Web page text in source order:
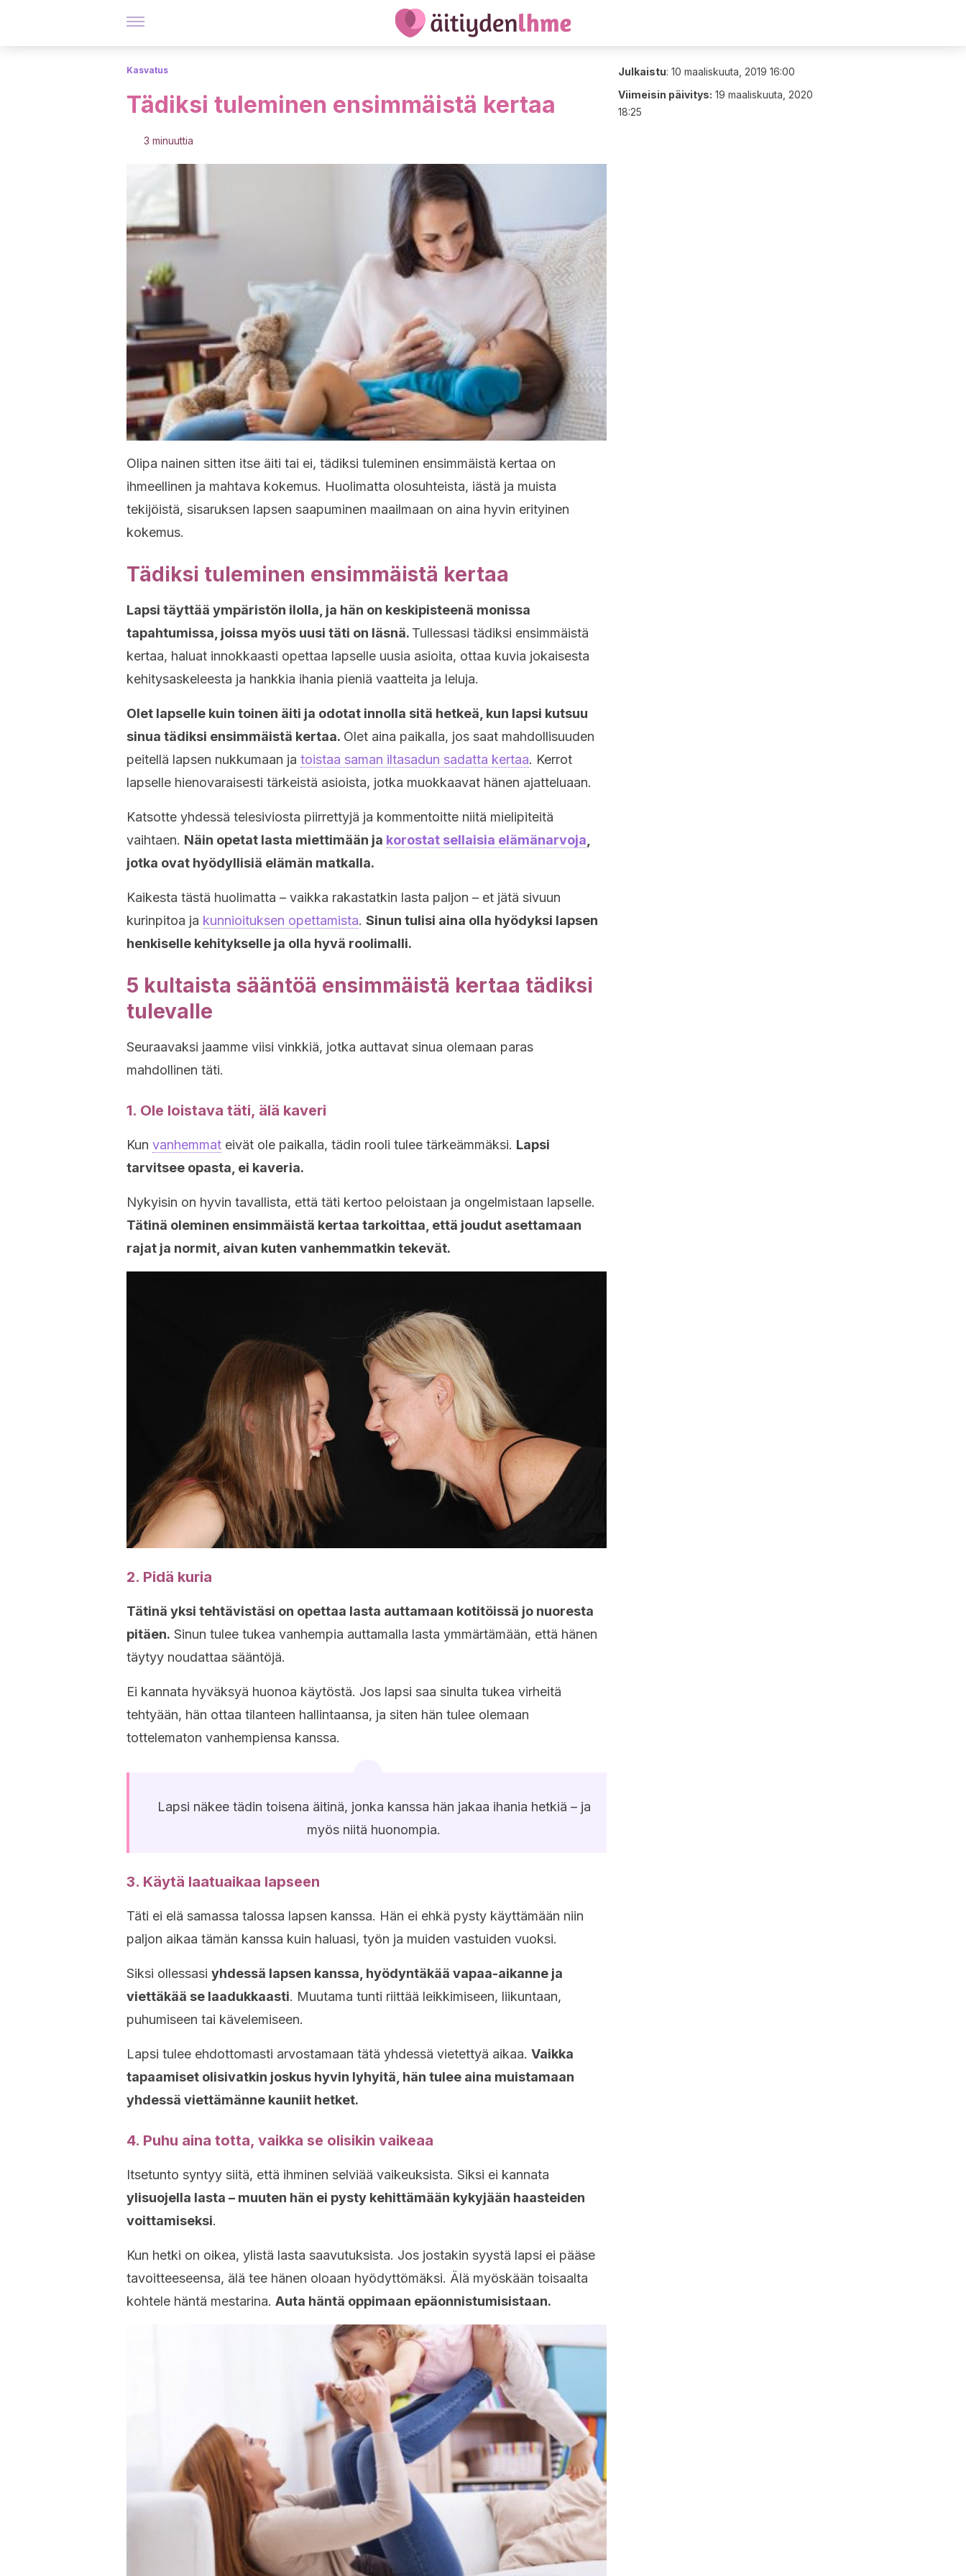
Kasvatus
Tädiksi tuleminen ensimmäistä kertaa
3 minuuttia
Olipa nainen sitten itse äiti tai ei, tädiksi tuleminen ensimmäistä kertaa on
ihmeellinen ja mahtava kokemus. Huolimatta olosuhteista, iästä ja muista
tekijöistä, sisaruksen lapsen saapuminen maailmaan on aina hyvin erityinen
kokemus.
Tädiksi tuleminen ensimmäistä kertaa
Lapsi täyttää ympäristön ilolla, ja hän on keskipisteenä monissa
tapahtumissa, joissa myös uusi täti on läsnä. Tullessasi tädiksi ensimmäistä
kertaa, haluat innokkaasti opettaa lapselle uusia asioita, ottaa kuvia jokaisesta
kehitysaskeleesta ja hankkia ihania pieniä vaatteita ja leluja.
Olet lapselle kuin toinen äiti ja odotat innolla sitä hetkeä, kun lapsi kutsuu
sinua tädiksi ensimmäistä kertaa. Olet aina paikalla, jos saat mahdollisuuden
peitellä lapsen nukkumaan ja toistaa saman iltasadun sadatta kertaa. Kerrot
lapselle hienovaraisesti tärkeistä asioista, jotka muokkaavat hänen ajatteluaan.
Katsotte yhdessä telesiviosta piirrettyjä ja kommentoitte niitä mielipiteitä
vaihtaen. Näin opetat lasta miettimään ja korostat sellaisia elämänarvoja
jotka ovat hyödyllisiä elämän matkalla.
Kaikesta tästä huolimatta – vaikka rakastatkin lasta paljon – et jätä sivuun
kurinpitoa ja kunnioituksen opettamista. Sinun tulisi aina olla hyödyksi lapsen
henkiselle kehitykselle ja olla hyvä roolimalli.
5 kultaista sääntöä ensimmäistä kertaa tädiksi
tulevalle
Seuraavaksi jaamme viisi vinkkiä, jotka auttavat sinua olemaan paras
mahdollinen täti.
1. Ole loistava täti, älä kaveri
Kun vanhemmat eivät ole paikalla, tädin rooli tulee tärkeämmäksi. Lapsi
tarvitsee opasta, ei kaveria.
Nykyisin on hyvin tavallista, että täti kertoo peloistaan ja ongelmistaan lapselle.
Tätinä oleminen ensimmäistä kertaa tarkoittaa, että joudut asettamaan
rajat ja normit, aivan kuten vanhemmatkin tekevät.
2. Pidä kuria
Tätinä yksi tehtävistäsi on opettaa lasta auttamaan kotitöissä jo nuoresta
pitäen. Sinun tulee tukea vanhempia auttamalla lasta ymmärtämään, että hänen
täytyy noudattaa sääntöjä.
Ei kannata hyväksyä huonoa käytöstä. Jos lapsi saa sinulta tukea virheitä
tehtyään, hän ottaa tilanteen hallintaansa, ja siten hän tulee olemaan
tottelematon vanhempiensa kanssa.
Lapsi näkee tädin toisena äitinä, jonka kanssa hän jakaa ihania hetkiä – ja
myös niitä huonompia.
3. Käytä laatuaikaa lapseen
Täti ei elä samassa talossa lapsen kanssa. Hän ei ehkä pysty käyttämään niin
paljon aikaa tämän kanssa kuin haluasi, työn ja muiden vastuiden vuoksi.
Siksi ollessasi yhdessä lapsen kanssa, hyödyntäkää vapaa-aikanne ja
viettäkää se laadukkaasti. Muutama tunti riittää leikkimiseen, liikuntaan,
puhumiseen tai kävelemiseen.
Lapsi tulee ehdottomasti arvostamaan tätä yhdessä vietettyä aikaa. Vaikka
tapaamiset olisivatkin joskus hyvin lyhyitä, hän tulee aina muistamaan
yhdessä viettämänne kauniit hetket.
4. Puhu aina totta, vaikka se olisikin vaikeaa
Itsetunto syntyy siitä, että ihminen selviää vaikeuksista. Siksi ei kannata
ylisuojella lasta – muuten hän ei pysty kehittämään kykyjään haasteiden
voittamiseksi.
Kun hetki on oikea, ylistä lasta saavutuksista. Jos jostakin syystä lapsi ei pääse
tavoitteeseensa, älä tee hänen oloaan hyödyttömäksi. Älä myöskään toisaalta
kohtele häntä mestarina. Auta häntä oppimaan epäonnistumisistaan.
Julkaistu: 10 maaliskuuta, 2019 16:00
Viimeisin päivitys: 19 maaliskuuta, 2020
18:25